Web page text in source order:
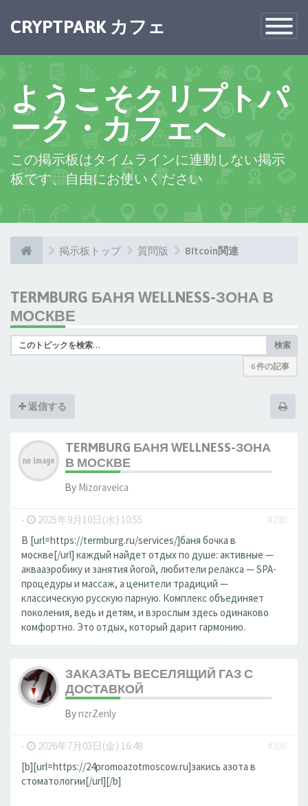
Toggle
CRYPTPARK カフェ
ようこそクリプトパ
ーク・カフェへ
この掲示板はタイムラインに連動しない掲示
板です、自由にお使いください
掲示板トップ 質問版 BItcoin関連
TERMBURG БАНЯ WELLNESS-ЗОНА В
МОСКВЕ
検索
6 件の記事
返信する
TERMBURG БАНЯ WELLNESS-ЗОНА
В МОСКВЕ
By Mizoraveica
- 2025年9月10日(水) 10:55
#280
В [url=https://termburg.ru/services/]баня бочка в
москве[/url] каждый найдет отдых по душе: активные —
аквааэробику и занятия йогой, любители релакса — SPA-
процедуры и массаж, а ценители традиций —
классическую русскую парную. Комплекс объединяет
поколения, ведь и детям, и взрослым здесь одинаково
комфортно. Это отдых, который дарит гармонию.
ЗАКАЗАТЬ ВЕСЕЛЯЩИЙ ГАЗ С
ДОСТАВКОЙ
BynzrZenly
- 2026年7月03日(金) 16:48
#306
[b][url=https://24promoazotmoscow.ru]закись азота в
стоматологии[/url][/b]